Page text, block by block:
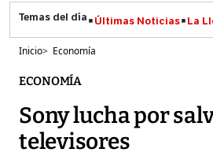
Últimas Noticias La
Inicio> Economía
ECONOMÍA
Sony lucha por
televisores